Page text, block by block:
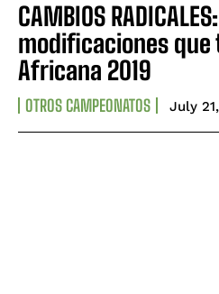
CAMBIOS
modificaciones que
Africana 2019
OTROS CAMPEONATOS July